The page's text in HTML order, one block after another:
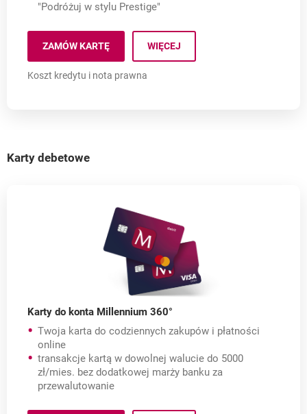
"Podróżuj w stylu Prestige"
ZAMÓW KARTĘO KARTĘ MILLENNIUM VISA GLOBAL.
WIĘCEJ
Koszt kredytu i nota prawna
Karty debetowe
Karty do konta Millennium 360°
Twoja karta do codziennych zakupów i płatności
online
transakcje kartą w dowolnej walucie do 5000
zł/mies. bez dodatkowej marży banku za
przewalutowanie